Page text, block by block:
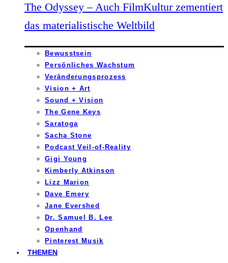
The Odyssey – Auch FilmKultur zementiert
das materialistische Weltbild
Bewusstsein
Persönliches Wachstum
Veränderungsprozess
Vision + Art
Sound + Vision
The Gene Keys
Saratoga
Sacha Stone
Podcast Veil-of-Reality
Gigi Young
Kimberly Atkinson
Lizz Marion
Dave Emery
Jane Evershed
Dr. Samuel B. Lee
Openhand
Pinterest Musik
THEMEN